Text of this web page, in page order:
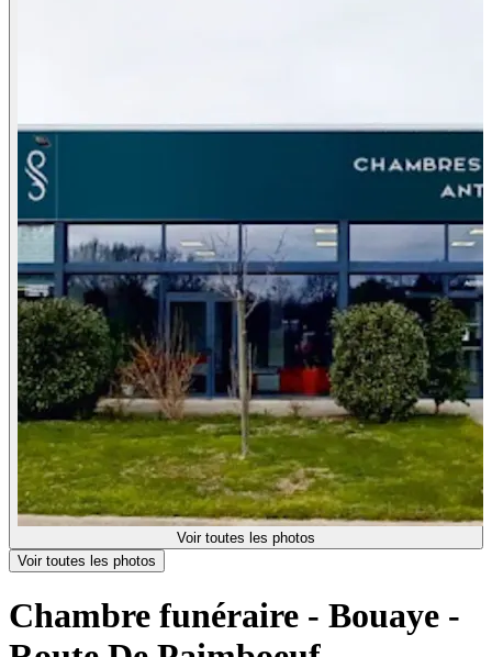
Voir toutes les photos
Voir toutes les photos
Chambre funéraire - Bouaye -